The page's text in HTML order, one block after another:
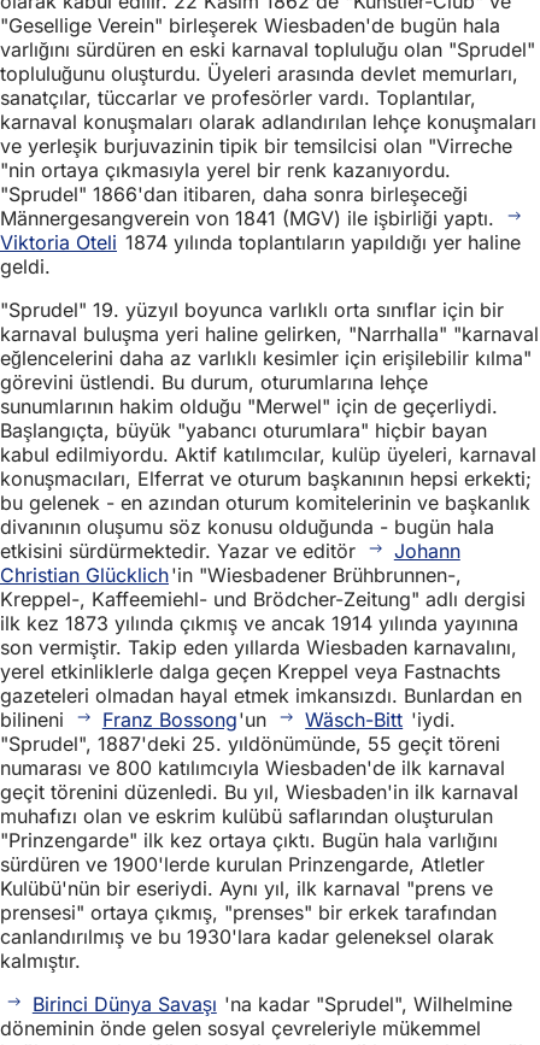
"Gesellige Verein" birleşerek Wiesbaden'de bugün hala
varlığını sürdüren en eski karnaval topluluğu olan "Sprudel"
topluluğunu oluşturdu. Üyeleri arasında devlet memurları,
sanatçılar, tüccarlar ve profesörler vardı. Toplantılar,
karnaval konuşmaları olarak adlandırılan lehçe konuşmaları
ve yerleşik burjuvazinin tipik bir temsilcisi olan "Virreche
"nin ortaya çıkmasıyla yerel bir renk kazanıyordu.
"Sprudel" 1866'dan itibaren, daha sonra birleşeceği
Männergesangverein von 1841 (MGV) ile işbirliği yaptı.
Viktoria Oteli 1874 yılında toplantıların yapıldığı yer haline
geldi.
"Sprudel" 19. yüzyıl boyunca varlıklı orta sınıflar için bir
karnaval buluşma yeri haline gelirken, "Narrhalla" "karnaval
eğlencelerini daha az varlıklı kesimler için erişilebilir kılma"
görevini üstlendi. Bu durum, oturumlarına lehçe
sunumlarının hakim olduğu "Merwel" için de geçerliydi.
Başlangıçta, büyük "yabancı oturumlara" hiçbir bayan
kabul edilmiyordu. Aktif katılımcılar, kulüp üyeleri, karnaval
konuşmacıları, Elferrat ve oturum başkanının hepsi erkekti;
bu gelenek - en azından oturum komitelerinin ve başkanlık
divanının oluşumu söz konusu olduğunda - bugün hala
etkisini sürdürmektedir. Yazar ve editör
Johann
Christian Glücklich'in "Wiesbadener Brühbrunnen-,
Kreppel-, Kaffeemiehl- und Brödcher-Zeitung" adlı dergisi
ilk kez 1873 yılında çıkmış ve ancak 1914 yılında yayınına
son vermiştir. Takip eden yıllarda Wiesbaden karnavalını,
yerel etkinliklerle dalga geçen Kreppel veya Fastnachts
gazeteleri olmadan hayal etmek imkansızdı. Bunlardan en
bilineni
Franz Bossong'un Wäsch-Bitt 'iydi.
"Sprudel", 1887'deki 25. yıldönümünde, 55 geçit töreni
numarası ve 800 katılımcıyla Wiesbaden'de ilk karnaval
geçit törenini düzenledi. Bu yıl, Wiesbaden'in ilk karnaval
muhafızı olan ve eskrim kulübü saflarından oluşturulan
"Prinzengarde" ilk kez ortaya çıktı. Bugün hala varlığını
sürdüren ve 1900'lerde kurulan Prinzengarde, Atletler
Kulübü'nün bir eseriydi. Aynı yıl, ilk karnaval "prens ve
prensesi" ortaya çıkmış, "prenses" bir erkek tarafından
canlandırılmış ve bu 1930'lara kadar geleneksel olarak
kalmıştır.
Birinci Dünya Savaşı 'na kadar "Sprudel", Wilhelmine
döneminin önde gelen sosyal çevreleriyle mükemmel